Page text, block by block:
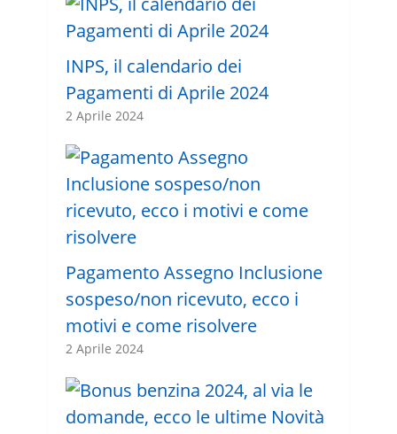
INPS, il calendario dei
Pagamenti di Aprile 2024
2 Aprile 2024
Pagamento Assegno Inclusione
sospeso/non ricevuto, ecco i
motivi e come risolvere
2 Aprile 2024